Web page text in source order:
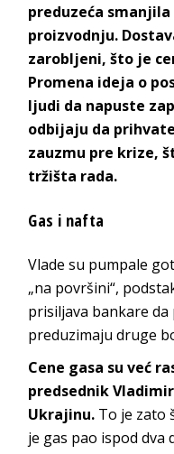
preduzeća
proizvodnju.
zarobljeni, što je
Promena ideja o
ljudi da napuste
odbijaju da
zauzmu pre krize,
tržišta rada.
Gas i nafta
Vlade su pumpale
„na površini“,
prisiljava bankare
preduzimaju druge
Cene gasa su već
predsednik
Ukrajinu. To je zato
je gas pao ispod dva